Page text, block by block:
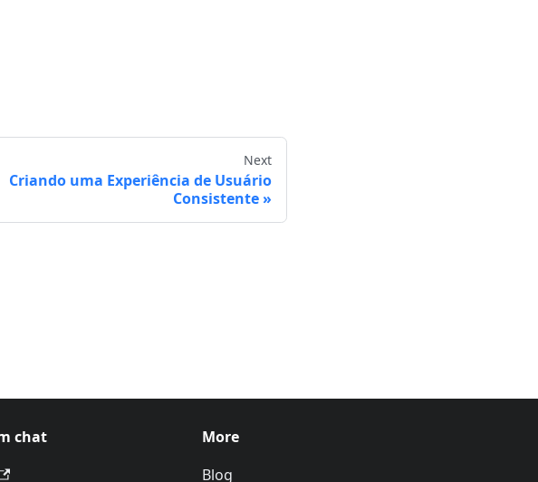
Next
Criando uma Experiência de Usuário
Consistente
chat
More
Blog